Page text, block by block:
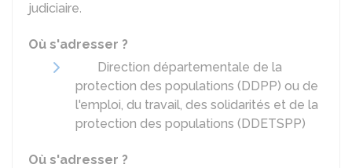
judiciaire.
Où s'adresser ?
Direction départementale de la
protection des populations (DDPP) ou de
l'emploi, du travail, des solidarités et de la
protection des populations (DDETSPP)
Où s'adresser ?